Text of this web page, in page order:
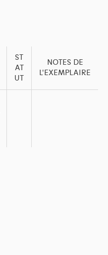
ST
AT
UT
NOTES DE
L'EXEMPLAIRE